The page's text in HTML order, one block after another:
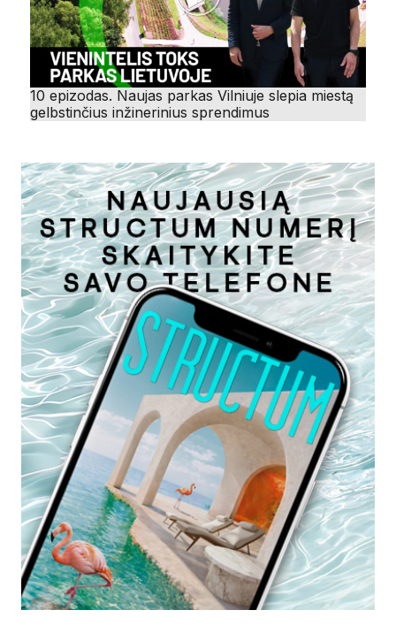
10 epizodas. Naujas parkas Vilniuje slepia miestą
gelbstinčius inžinerinius sprendimus